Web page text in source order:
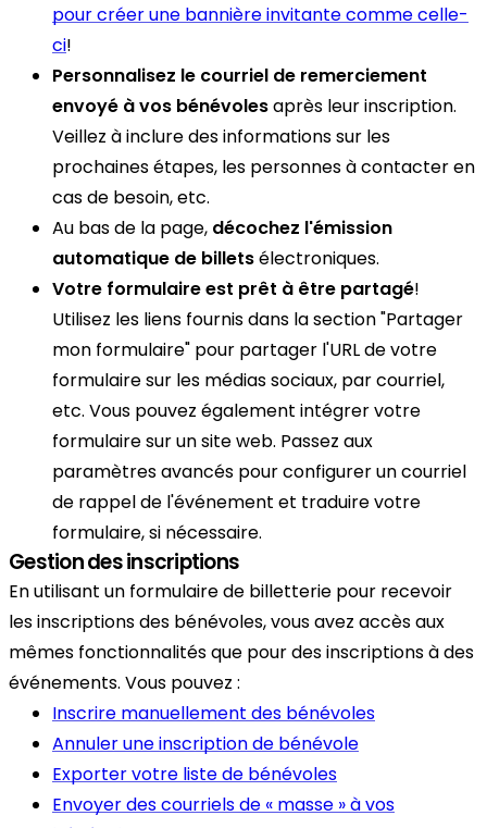
pour créer une bannière invitante comme celle-
ci!
Personnalisez le courriel de remerciement
envoyé à vos bénévolesaprès leur inscription.
Veillez à inclure des informations sur les
prochaines étapes, les personnes à contacter en
cas de besoin, etc.
Au bas de la page, décochez l'émission
automatique de billetsélectroniques.
Votre formulaire est prêt à être partagé!
Utilisez les liens fournis dans la section "Partager
mon formulaire" pour partager l'URL de votre
formulaire sur les médias sociaux, par courriel,
etc. Vous pouvez également intégrer votre
formulaire sur un site web. Passez aux
paramètres avancés pour configurer un courriel
de rappel de l'événement et traduire votre
formulaire, si nécessaire.
Gestion des inscriptions
En utilisant un formulaire de billetterie pour recevoir
les inscriptions des bénévoles, vous avez accès aux
mêmes fonctionnalités que pour des inscriptions à des
événements. Vous pouvez :
Inscrire manuellement des bénévoles
Annuler une inscription de bénévole
Exporter votre liste de bénévoles
Envoyer des courriels de « masse » à vos